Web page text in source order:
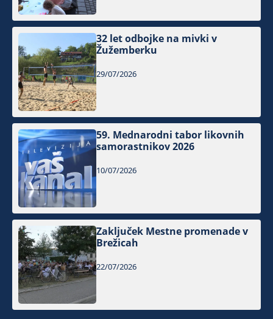
32 let odbojke na mivki v
Žužemberku
29/07/2026
59. Mednarodni tabor likovnih
samorastnikov 2026
10/07/2026
Zaključek Mestne promenade v
Brežicah
22/07/2026